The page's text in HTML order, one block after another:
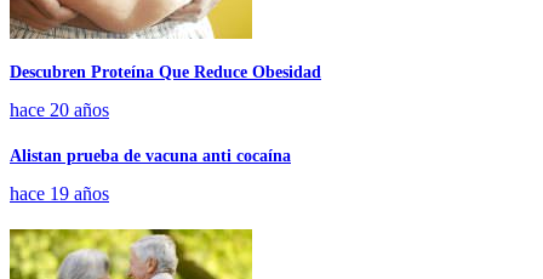
Descubren Proteína Que Reduce Obesidad
hace 20 años
Alistan prueba de vacuna anti cocaína
hace 19 años